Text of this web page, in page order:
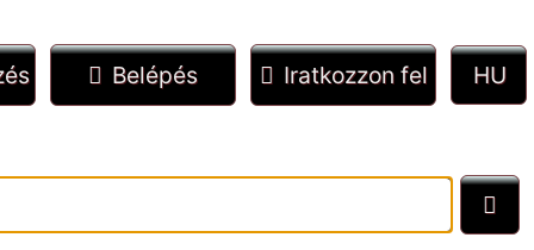
Belépés Iratkozzon fel